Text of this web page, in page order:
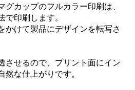
カップのフルカラー印刷は、
で印刷します。
かけて製品にデザインを転写さ
させるので、プリント面にイン
な仕上がりです。